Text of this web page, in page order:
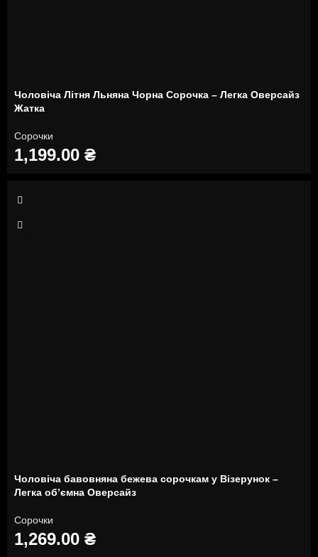
Чоловіча Літня Льняна Чорна Сорочка – Легка Оверсайз
Жатка
Сорочки
1,199.00 ₴
S
M
Чоловіча бавовняна бежева сорочкам у Візерунок –
Легка об’ємна Оверсайз
Сорочки
1,269.00 ₴